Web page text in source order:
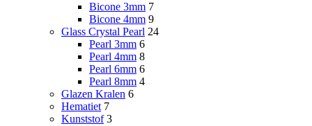
Bicone 3mm 7
Bicone 4mm 9
Glass Crystal Pearl 24
Pearl 3mm 6
Pearl 4mm 8
Pearl 6mm 6
Pearl 8mm 4
Glazen Kralen 6
Hematiet 7
Kunststof 3